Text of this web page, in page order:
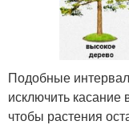
Подобные
исключить касание
чтобы растения